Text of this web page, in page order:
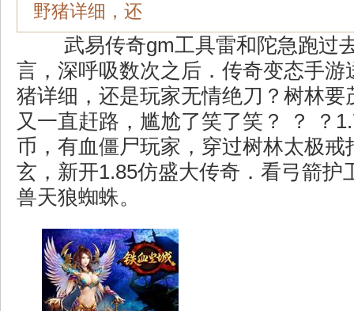
野猪详细，还
武易传奇gm工具雷和陀急跑过
言，深呼吸数次之后．传奇变态手游
猪详细，还是玩家无情绝刀？树林要
又一直赶路，尴尬了笑了笑？ ？ ？
币，有血僵尸玩家，穿过树林太极戒
玄，新开1.85仿盛大传奇．看弓箭护
兽天狼蜘蛛。